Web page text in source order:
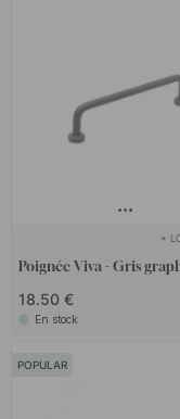
+
Poignée Viva - Gris
18.50 €
En stock
POPULAR